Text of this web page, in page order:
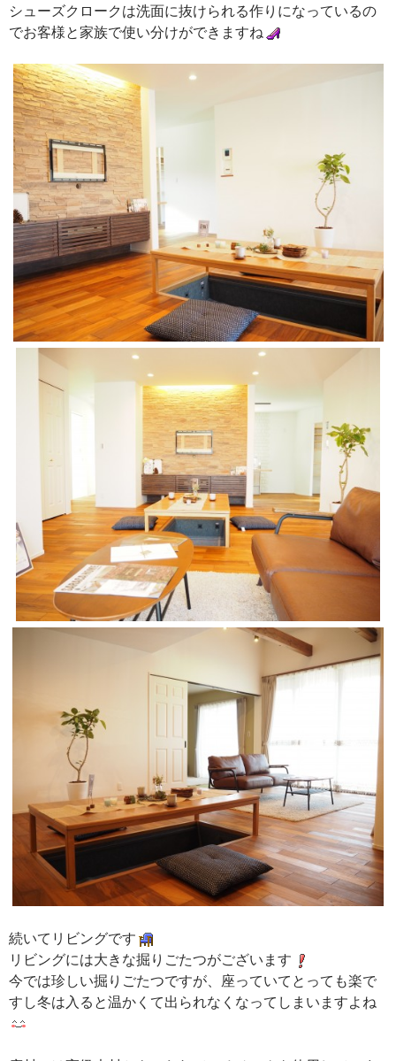
シューズクロークは洗面に抜けられる作りになっているの
でお客様と家族で使い分けができますね
続いてリビングです
リビングには大きな掘りごたつがございます
今では珍しい掘りごたつですが、座っていてとっても楽で
すし冬は入ると温かくて出られなくなってしまいますよね